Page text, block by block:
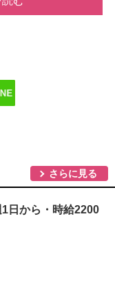
さらに見る
日から・時給2200